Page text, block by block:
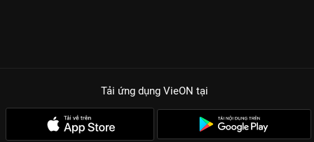
Tải ứng dụng VieON tại